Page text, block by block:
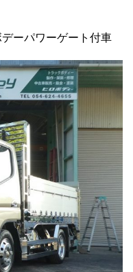
ーパワーゲート付車